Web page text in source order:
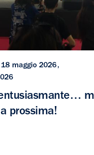
maggio 2026
entusiasmante…
prossima!